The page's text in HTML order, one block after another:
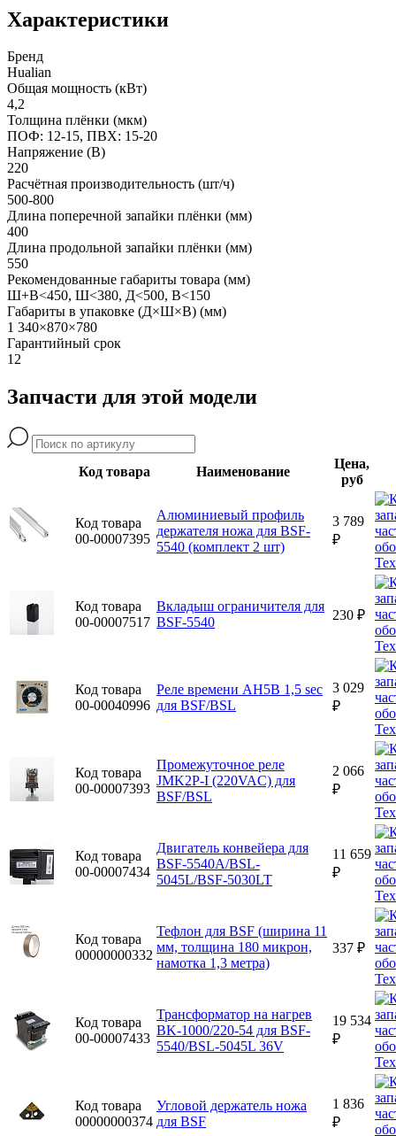
Характеристики
Бренд
Hualian
Общая мощность (кВт)
4,2
Толщина плёнки (мкм)
ПОФ: 12-15, ПВХ: 15-20
Напряжение (В)
220
Расчётная производительность (шт/ч)
500-800
Длина поперечной запайки плёнки (мм)
400
Длина продольной запайки плёнки (мм)
550
Рекомендованные габариты товара (мм)
Ш+В<450, Ш<380, Д<500, В<150
Габариты в упаковке (Д×Ш×В) (мм)
1 340×870×780
Гарантийный срок
12
Запчасти для этой модели
Код товара Наименование
Цена,
руб
Код товара
00-00007395
Алюминиевый профиль
держателя ножа для BSF-
5540 (комплект 2 шт)
3 789
₽
Код товара
00-00007517
Вкладыш ограничителя для
BSF-5540
230 ₽
Код товара
00-00040996
Реле времени AH5B 1,5 sec
для BSF/BSL
3 029
₽
Код товара
00-00007393
Промежуточное реле
JMK2P-I (220VAC) для
BSF/BSL
2 066
₽
Код товара
00-00007434
Двигатель конвейера для
BSF-5540A/BSL-
5045L/BSF-5030LT
11 659
₽
Код товара
00000000332
Тефлон для BSF (ширина 11
мм, толщина 180 микрон,
намотка 1,3 метра)
337 ₽
Код товара
00-00007433
Трансформатор на нагрев
BK-1000/220-54 для BSF-
5540/BSL-5045L 36V
19 534
₽
Код товара
00000000374
Угловой держатель ножа
для BSF
1 836
₽